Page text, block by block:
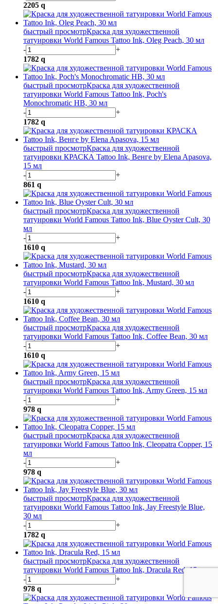
2205 q
быстрый просмотрКраска для художественной
татуировки World Famous Tattoo Ink, Oleg Peach, 30 мл
-
+
1782 q
быстрый просмотрКраска для художественной
татуировки World Famous Tattoo Ink, Poch's
Monochromatic HB, 30 мл
-
+
1782 q
быстрый просмотрКраска для художественной
татуировки КРАСКА Tattoo Ink, Венге by Elena Apasova,
15 мл
-
+
861 q
быстрый просмотрКраска для художественной
татуировки World Famous Tattoo Ink, Blue Oyster Cult, 30
мл
-
+
1610 q
быстрый просмотрКраска для художественной
татуировки World Famous Tattoo Ink, Mustard, 30 мл
-
+
1610 q
быстрый просмотрКраска для художественной
татуировки World Famous Tattoo Ink, Coffee Bean, 30 мл
-
+
1610 q
быстрый просмотрКраска для художественной
татуировки World Famous Tattoo Ink, Army Green, 15 мл
-
+
978 q
быстрый просмотрКраска для художественной
татуировки World Famous Tattoo Ink, Cleopatra Copper, 15
мл
-
+
978 q
быстрый просмотрКраска для художественной
татуировки World Famous Tattoo Ink, Jay Freestyle Blue,
30 мл
-
+
1782 q
быстрый просмотрКраска для художественной
татуировки World Famous Tattoo Ink, Dracula Red, 15 мл
-
+
978 q